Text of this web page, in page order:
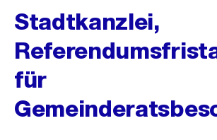
Stadtkanzlei,
für